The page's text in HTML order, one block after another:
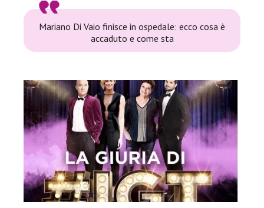
Mariano Di Vaio finisce in ospedale: ecco cosa è
accaduto e come sta